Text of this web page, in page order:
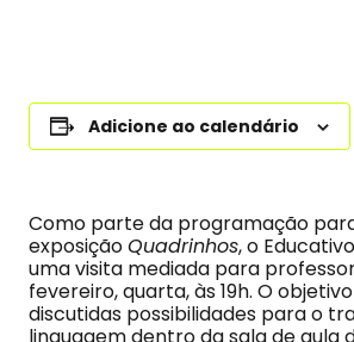
Adicione ao calendário
Como parte da programação
exposiçãoQuadrinhos, o
uma visita mediada para
fevereiro, quarta, às 19h. O
discutidas possibilidades para o